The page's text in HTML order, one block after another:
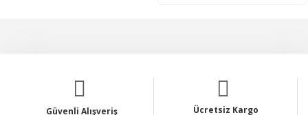
Güvenli Alışveriş
Ücretsiz Kargo